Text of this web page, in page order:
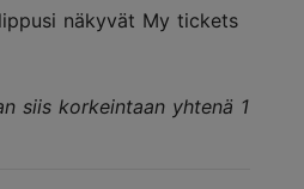
näkyvät My tickets
siis korkeintaan yhtenä 1